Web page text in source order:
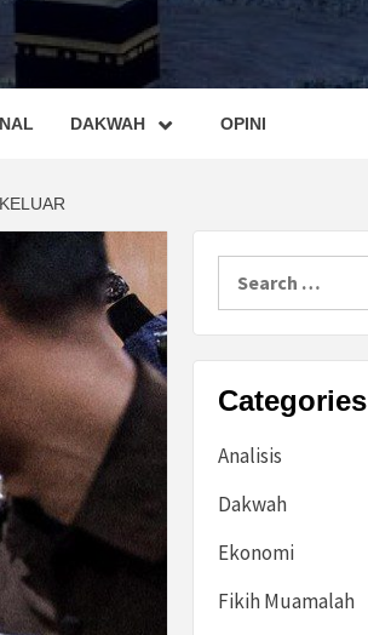
DAKWAH OPINI
Categories
Analisis
Dakwah
Ekonomi
Fikih Muamalah